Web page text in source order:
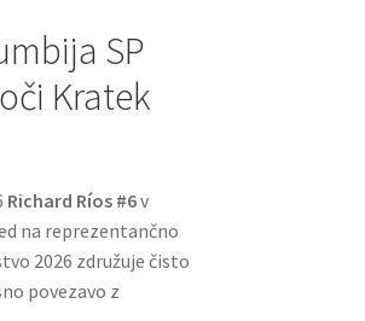
SP
Kratek
Richard Ríos #6v
na reprezentančno
2026 združuje čisto
povezavo z